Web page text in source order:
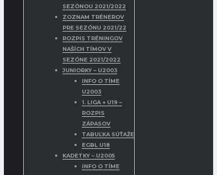
SEZÓNOU 2021/2022
ZOZNAM TRÉNEROV
PRE SEZÓNU 2021/22
ROZPIS TRÉNINGOV
NAŠÍCH TÍMOV V
SEZÓNE 2021/2022
JUNIORKY – U2003
INFO O TÍME
U2003
1. LIGA + U19 –
ROZPIS
ZÁPASOV
TABUĽKA SÚŤAŽE
EGBL U18
KADETKY – U2005
INFO O TÍME